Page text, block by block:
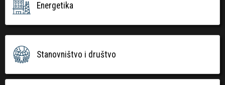
Energetika
Stanovništvo i društvo